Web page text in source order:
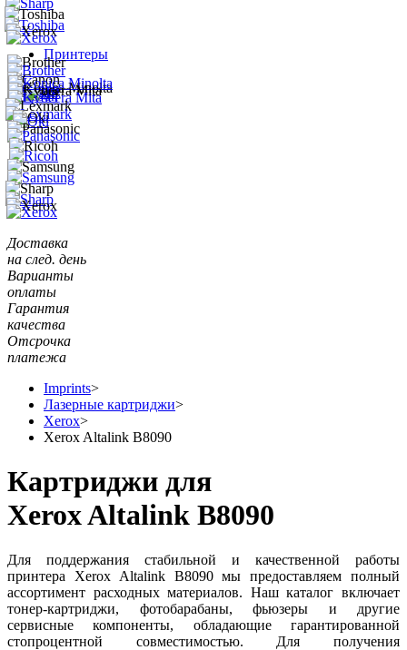
Принтеры
Доставка
на след. день
Варианты
оплаты
Гарантия
качества
Отсрочка
платежа
Imprints>
Лазерные картриджи>
Xerox>
Xerox Altalink B8090
Картриджи для
Xerox Altalink B8090
Для поддержания стабильной и качественной работы
принтера Xerox Altalink B8090 мы предоставляем полный
ассортимент расходных материалов. Наш каталог включает
тонер-картриджи, фотобарабаны, фьюзеры и другие
сервисные компоненты, обладающие гарантированной
стопроцентной совместимостью. Для получения